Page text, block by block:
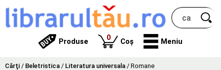
Produse 0produse
Coș Meniu
Cărţi / Beletristica / Literatura universala / Romane